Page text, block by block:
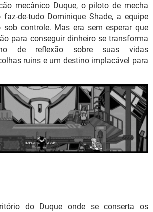
mecânico Duque, o piloto de mecha
de-tudo Dominique Shade, a equipe
sob controle. Mas era sem esperar que
para conseguir dinheiro se transforma
de reflexão sobre suas vidas
ruins e um destino implacável para
do Duque onde se conserta os